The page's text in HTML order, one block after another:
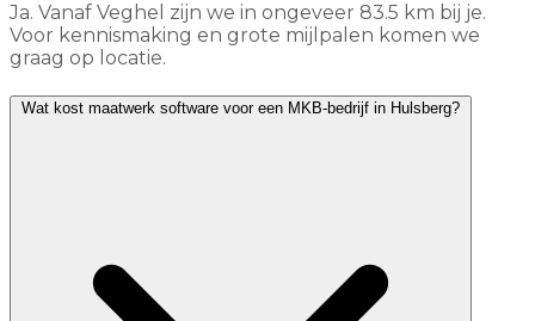
Ja. Vanaf Veghel zijn we in ongeveer 83.5 km bij je.
Voor kennismaking en grote mijlpalen komen we
graag op locatie.
Wat kost maatwerk software voor een MKB-bedrijf in Hulsberg?